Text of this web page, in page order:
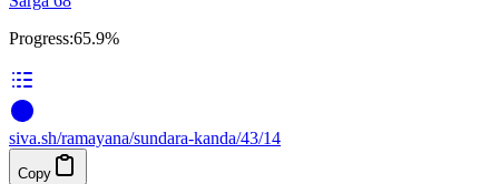
Progress:65.9%
siva.sh/ramayana/sundara-kanda/43/14
Copy